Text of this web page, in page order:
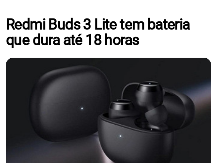
Redmi Buds 3 Lite tem bateria
que dura até 18 horas